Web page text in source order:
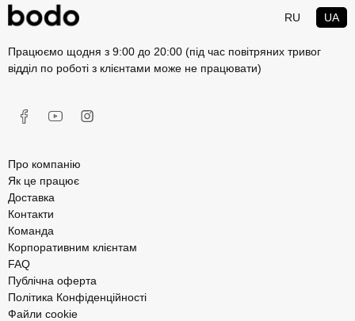
RU UA
Працюємо щодня з 9:00 до 20:00 (під час повітряних тривог
відділ по роботі з клієнтами може не працювати)
Про компанію
Як це працює
Доставка
Контакти
Команда
Корпоративним клієнтам
FAQ
Публічна оферта
Політика Конфіденційності
Файли cookie